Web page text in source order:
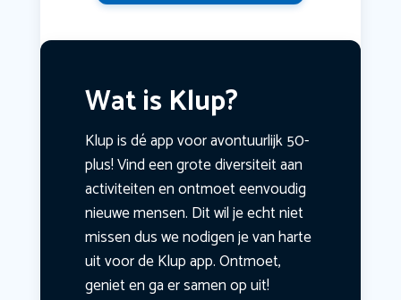
Wat is Klup?
Klup is dé app voor avontuurlijk 50-
plus! Vind een grote diversiteit aan
activiteiten en ontmoet eenvoudig
nieuwe mensen. Dit wil je echt niet
missen dus we nodigen je van harte
uit voor de Klup app. Ontmoet,
geniet en ga er samen op uit!